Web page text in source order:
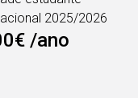
2025/2026
/ano